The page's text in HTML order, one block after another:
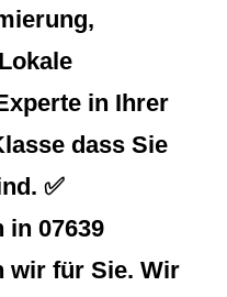
in Ihrer
dass Sie
✅
in 07639
wir für Sie. Wir